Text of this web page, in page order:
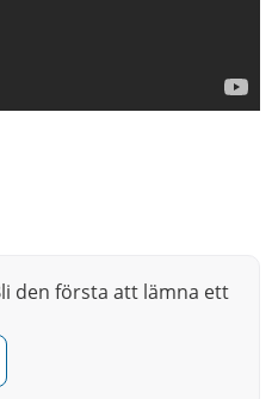
den första att lämna ett